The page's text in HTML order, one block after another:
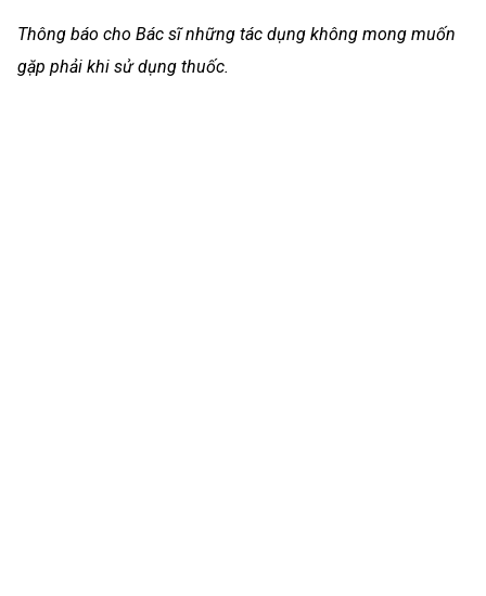
Thông báo cho Bác sĩ những tác dụng không mong muốn
gặp phải khi sử dụng thuốc.